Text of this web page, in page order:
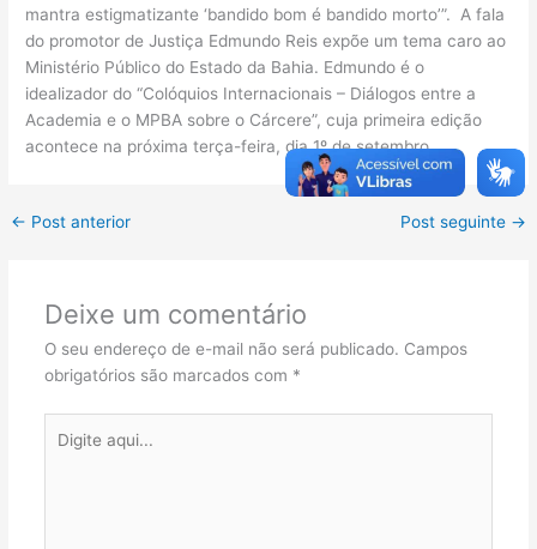
mantra estigmatizante ‘bandido bom é bandido morto’”. A fala
do promotor de Justiça Edmundo Reis expõe um tema caro ao
Ministério Público do Estado da Bahia. Edmundo é o
idealizador do “Colóquios Internacionais – Diálogos entre a
Academia e o MPBA sobre o Cárcere”, cuja primeira edição
acontece na próxima terça-feira, dia 1º de setembro.
← Post anterior Post seguinte →
Deixe um comentário
O seu endereço de e-mail não será publicado. Campos
obrigatórios são marcados com *
aqui...